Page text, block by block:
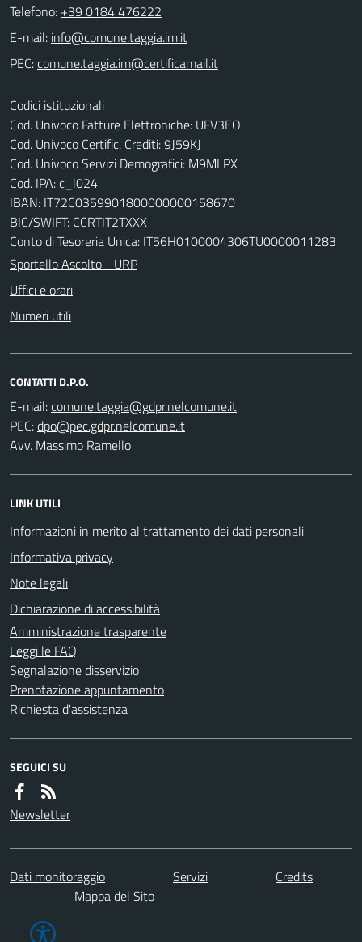
Telefono: +39 0184 476222
E-mail:
PEC:
Codici istituzionali
Cod. Univoco Fatture Elettroniche: UFV3EO
Cod. Univoco Certific. Crediti: 9J59KJ
Cod. Univoco Servizi Demografici: M9MLPX
Cod. IPA: c_l024
IBAN: IT72C0359901800000000158670
BIC/SWIFT: CCRTIT2TXXX
Conto di Tesoreria Unica: IT56H0100004306TU0000011283
Sportello Ascolto - URP
Uffici e orari
Numeri utili
CONTATTI D.P.O.
E-mail:
PEC:
Avv. Massimo Ramello
LINK UTILI
Informazioni in merito al trattamento dei dati personali
Informativa privacy
Note legali
Dichiarazione di accessibilità
Amministrazione trasparente
Leggi le FAQ
Segnalazione disservizio
Prenotazione appuntamento
Richiesta d'assistenza
SEGUICI SU
Newsletter
Dati monitoraggio Servizi
Credits
Mappa del Sito